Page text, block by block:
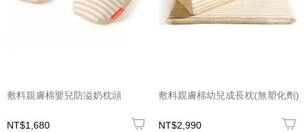
敷料親膚棉嬰兒防溢奶枕頭
NT$1,680
敷料親膚棉幼兒成長枕(無塑化劑)
NT$2,990